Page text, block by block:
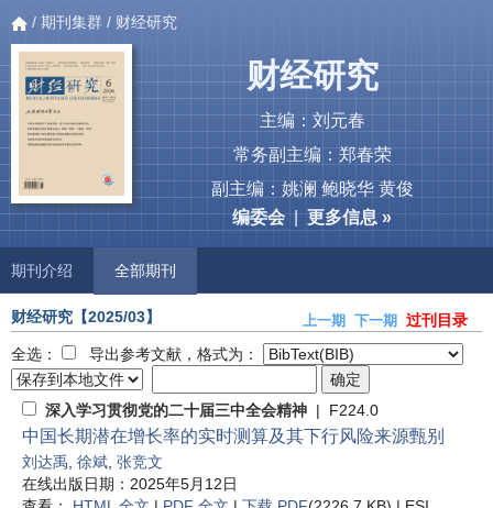
/ 期刊集群 / 财经研究
财经研究
主编：刘元春
常务副主编：郑春荣
副主编：姚澜 鲍晓华 黄俊
编委会|更多信息 »
期刊介绍 全部期刊
财经研究 【2025/03】 上一期 下一期
过刊目录
全选：
导出参考文献，格式为：
深入学习贯彻党的二十届三中全会精神 | F224.0
中国长期潜在增长率的实时测算及其下行风险来源甄别
刘达禹 徐斌 张竞文
在线出版日期：2025年5月12日